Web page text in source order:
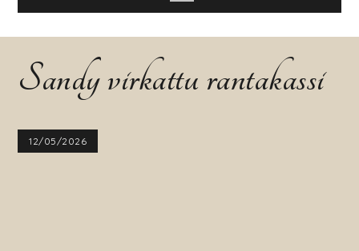
Sandy virkattu rantakassi
12/05/2026